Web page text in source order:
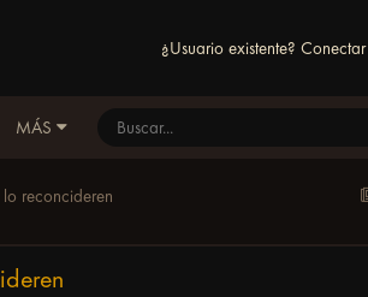
¿Usuario existente? Conectar
MÁS
reconcideren